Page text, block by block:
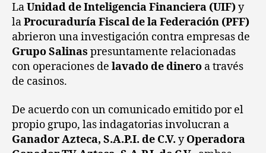
LaUnidad de Inteligencia Financiera (UIF)y
laProcuraduría Fiscal de la Federación (PFF)
abrieron una investigación contra empresas de
Grupo Salinas presuntamente relacionadas
con operaciones de lavado de dinero a través
de casinos.
De acuerdo con un comunicado emitido por el
propio grupo, las indagatorias involucran a
Ganador Azteca, S.A.P.I. de C.V. yOperadora